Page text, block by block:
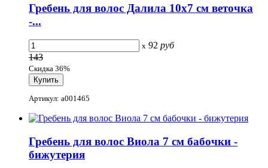
Гребень для волос Далила 10x7 см веточка
-...
x 92 руб
143
Скидка 36%
Артикул: a001465
Гребень для волос Виола 7 см бабочки -
бижутерия